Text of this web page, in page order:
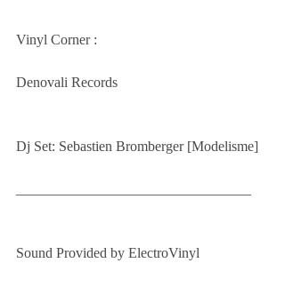
Vinyl Corner :
Denovali Records
Dj Set: Sebastien Bromberger [Modelisme]
Sound Provided by ElectroVinyl